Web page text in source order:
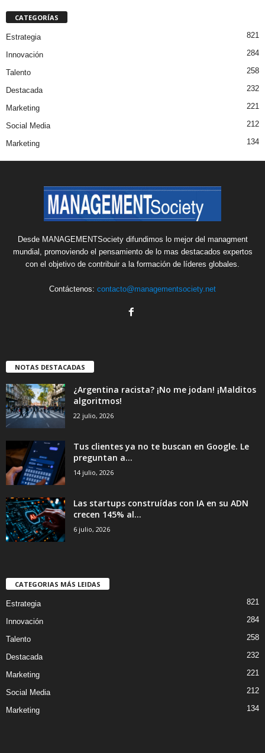
CATEGORÍAS
Estrategia 821
Innovación 284
Talento 258
Destacada 232
Marketing 221
Social Media 212
Marketing 134
Desde MANAGEMENTSociety difundimos lo mejor del managment
mundial, promoviendo el pensamiento de lo mas destacados expertos
con el objetivo de contribuir a la formación de líderes globales.
Contáctenos: contacto@managementsociety.net
NOTAS DESTACADAS
¿Argentina racista? ¡No me jodan! ¡Malditos
algoritmos!
22 julio, 2026
Tus clientes ya no te buscan en Google. Le
preguntan a...
14 julio, 2026
Las startups construídas con IA en su ADN
crecen 145% al...
6 julio, 2026
CATEGORIAS MÁS LEIDAS
Estrategia 821
Innovación 284
Talento 258
Destacada 232
Marketing 221
Social Media 212
Marketing 134